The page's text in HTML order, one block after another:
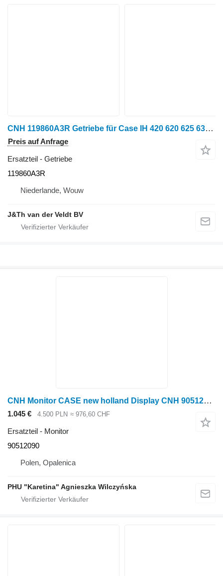
CNH 119860A3R Getriebe für Case IH 420 620 625 635 2055 2155 2555 CPX240 CPX610 CPX620 Getreideernter
Preis auf Anfrage
Ersatzteil - Getriebe
119860A3R
Niederlande, Wouw
J&Th van der Veldt BV
CNH Monitor CASE new holland Display CNH 90512090 für Case IH new holland
1.045 € 4.500 PLN ≈ 976,60 CHF
Ersatzteil - Monitor
90512090
Polen, Opalenica
PHU "Karetina" Agnieszka Wilczyńska